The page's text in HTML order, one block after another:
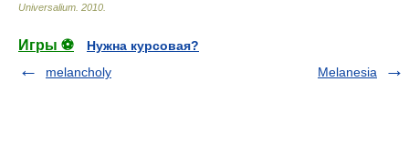
Universalium 2010
Игры ⚽
Нужна курсовая?
melancholy
Melanesia